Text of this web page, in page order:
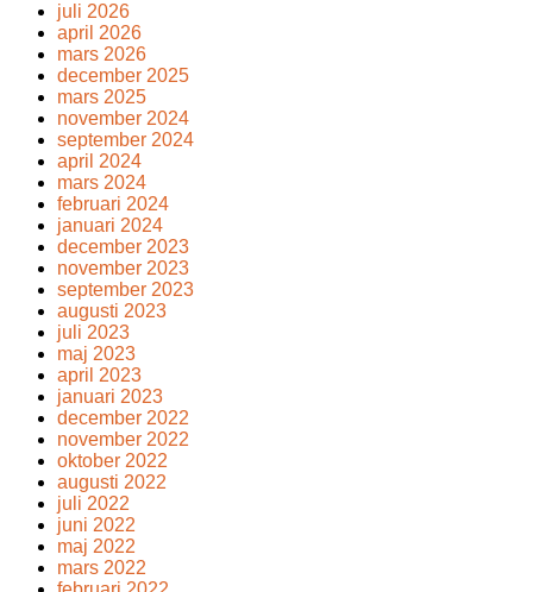
juli 2026
april 2026
mars 2026
december 2025
mars 2025
november 2024
september 2024
april 2024
mars 2024
februari 2024
januari 2024
december 2023
november 2023
september 2023
augusti 2023
juli 2023
maj 2023
april 2023
januari 2023
december 2022
november 2022
oktober 2022
augusti 2022
juli 2022
juni 2022
maj 2022
mars 2022